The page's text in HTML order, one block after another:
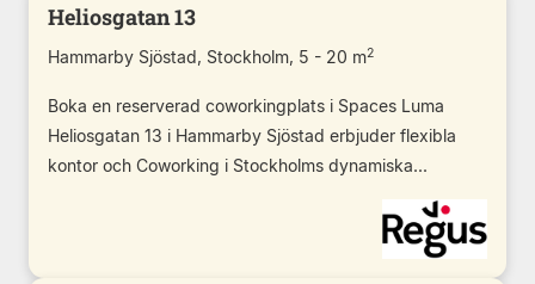
Heliosgatan 13
Hammarby Sjöstad, Stockholm, 5 - 20 m2
Boka en reserverad coworkingplats i Spaces Luma
Heliosgatan 13 i Hammarby Sjöstad erbjuder flexibla
kontor och Coworking i Stockholms dynamiska...